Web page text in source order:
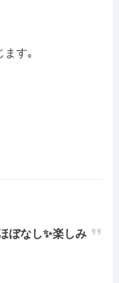
ます｡
ぼなし✨楽しみ